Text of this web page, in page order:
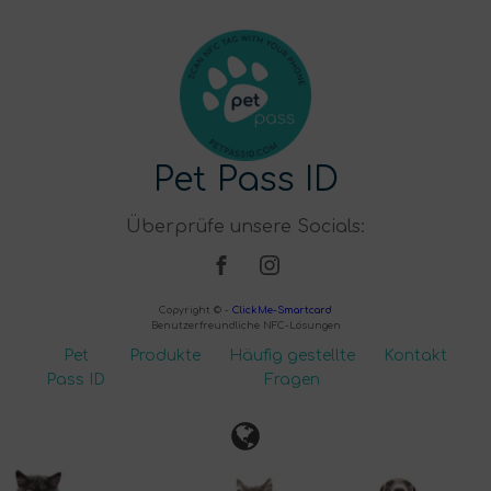
Pet Pass ID
Überprüfe unsere Socials:
Copyright © - ClickMe-Smartcard
Benutzerfreundliche NFC-Lösungen
Pet
Pass ID
Produkte
Häufig gestellte
Fragen
Kontakt